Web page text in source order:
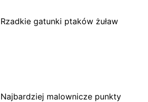
Rzadkie gatunki ptaków żuław
Najbardziej malownicze punkty